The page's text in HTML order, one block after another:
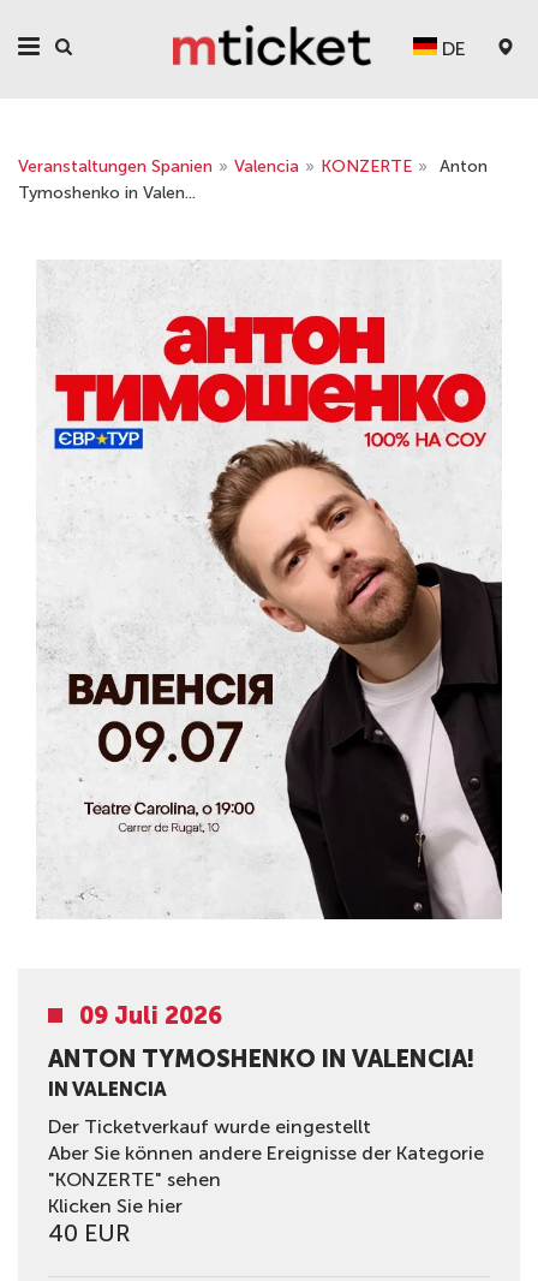
DE
Veranstaltungen Spanien » Valencia » KONZERTE »
Anton
Tymoshenko in Valen...
09 Juli 2026
ANTON TYMOSHENKO IN VALENCIA!
IN VALENCIA
Der Ticketverkauf wurde eingestellt
Aber Sie können andere Ereignisse der Kategorie
"KONZERTE" sehen
Klicken Sie hier
40 EUR